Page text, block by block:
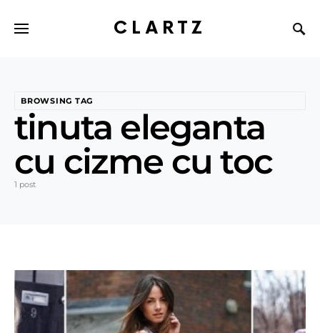
CLARTZ
BROWSING TAG
tinuta eleganta
cu cizme cu toc
1 post